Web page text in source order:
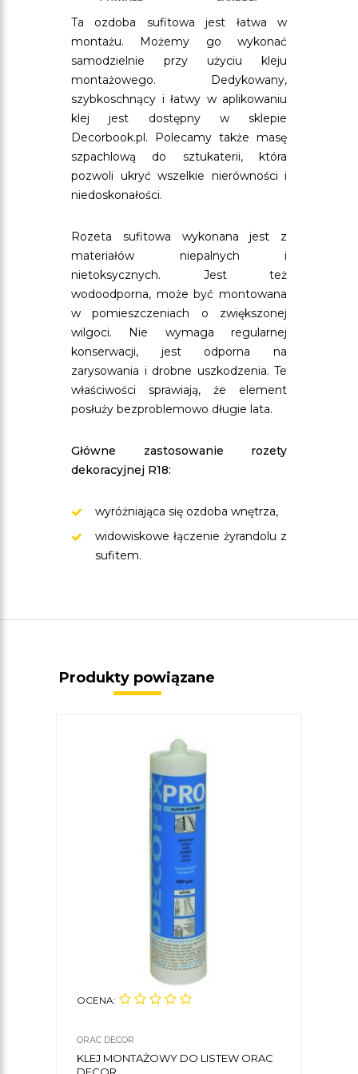
Ta ozdoba sufitowa jest łatwa w
montażu. Możemy go wykonać
samodzielnie przy użyciu kleju
montażowego. Dedykowany,
szybkoschnący i łatwy w aplikowaniu
klej jest dostępny w sklepie
Decorbook.pl. Polecamy także masę
szpachlową do sztukaterii, która
pozwoli ukryć wszelkie nierówności i
niedoskonałości.
Rozeta sufitowa wykonana jest z
materiałów niepalnych i
nietoksycznych. Jest też
wodoodporna, może być montowana
w pomieszczeniach o zwiększonej
wilgoci. Nie wymaga regularnej
konserwacji, jest odporna na
zarysowania i drobne uszkodzenia. Te
właściwości sprawiają, że element
posłuży bezproblemowo długie lata.
Główne zastosowanie rozety
dekoracyjnej R18:
wyróżniająca się ozdoba wnętrza,
widowiskowe łączenie żyrandolu z
sufitem.
Produkty powiązane
OCENA:
ORAC DECOR
KLEJ MONTAŻOWY DO LISTEW ORAC